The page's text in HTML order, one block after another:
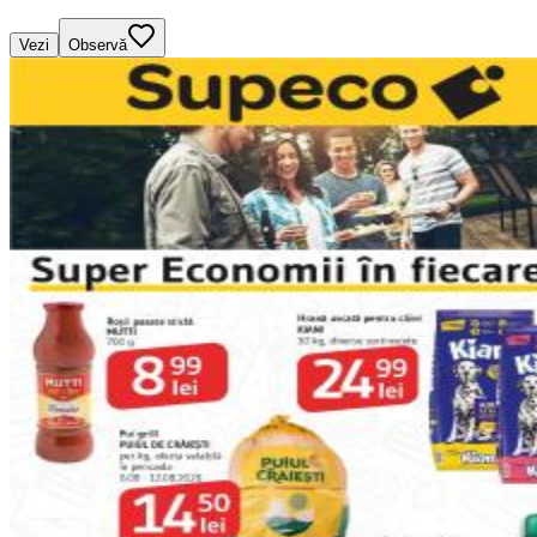
Vezi Observă